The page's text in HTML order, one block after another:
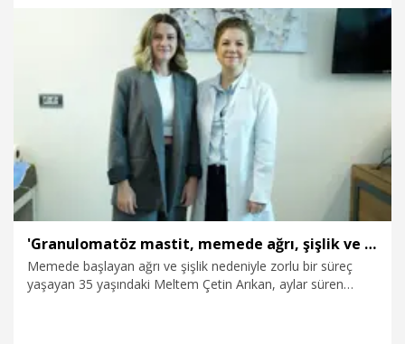
Sağlık-Yaşam
'Granulomatöz mastit, memede ağrı, şişlik ve iltihaplanmayla kendini gösteriyor'
Memede başlayan ağrı ve şişlik nedeniyle zorlu bir süreç
yaşayan 35 yaşındaki Meltem Çetin Arıkan, aylar süren